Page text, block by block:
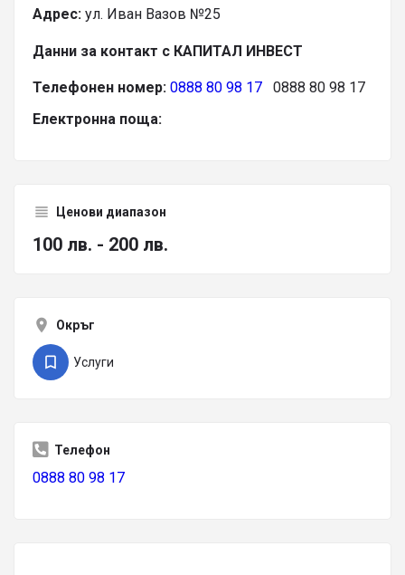
Адрес: ул. Иван Вазов №25
Данни за контакт с КАПИТАЛ ИНВЕСТ
Телефонен номер: 0888 80 98 17 0888 80 98 17
Електронна поща:
Ценови диапазон
100 лв. - 200 лв.
Окръг
Услуги
Телефон
0888 80 98 17